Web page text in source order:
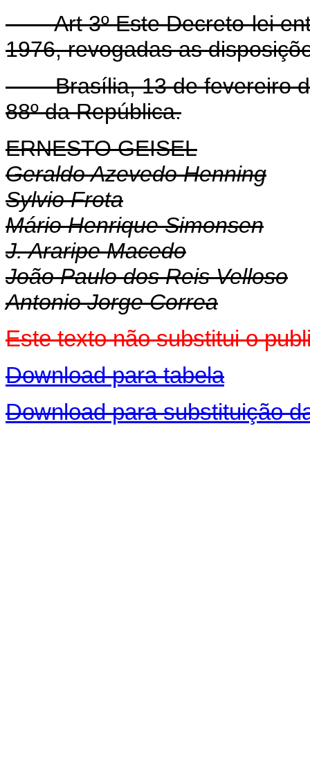
Art 3º Este Decreto-lei
1976, revogadas as
Brasília, 13 de fevereiro de
88º da República.
ERNESTO GEISEL
Geraldo Azevedo Henning
Sylvio Frota
Mário Henrique Simonsen
J. Araripe Macedo
João Paulo dos Reis Velloso
Antonio Jorge Correa
Este texto não substitui o
Download para tabela
Download para substituição